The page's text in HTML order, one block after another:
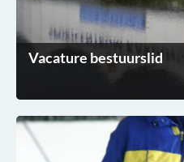
Vacature bestuurslid